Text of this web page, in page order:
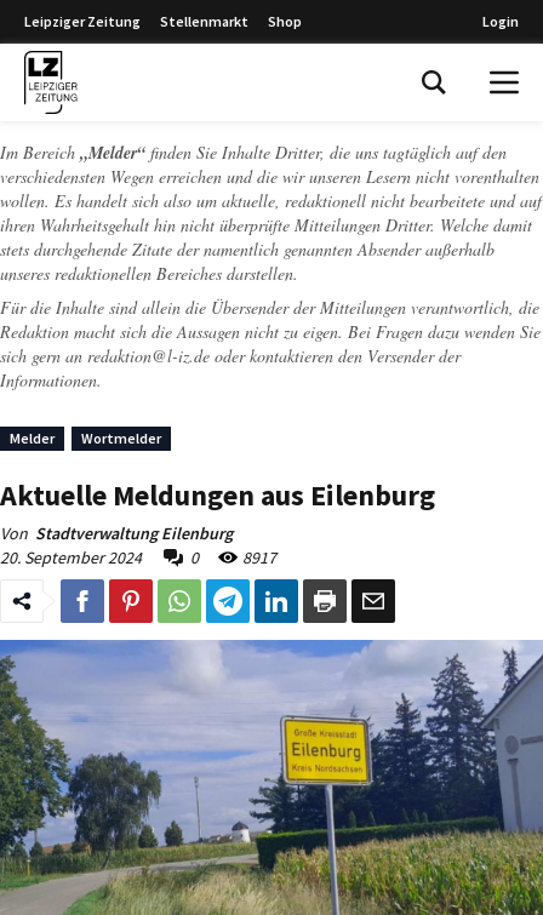
Leipziger Zeitung Stellenmarkt Shop Login
Im Bereich „Melder“ finden Sie Inhalte Dritter, die uns tagtäglich auf den
verschiedensten Wegen erreichen und die wir unseren Lesern nicht vorenthalten
wollen. Es handelt sich also um aktuelle, redaktionell nicht bearbeitete und auf
ihren Wahrheitsgehalt hin nicht überprüfte Mitteilungen Dritter. Welche damit
stets durchgehende Zitate der namentlich genannten Absender außerhalb
unseres redaktionellen Bereiches darstellen.
Für die Inhalte sind allein die Übersender der Mitteilungen verantwortlich, die
Redaktion macht sich die Aussagen nicht zu eigen. Bei Fragen dazu wenden Sie
sich gern an redaktion@l-iz.de oder kontaktieren den Versender der
Informationen.
Melder Wortmelder
Aktuelle Meldungen aus Eilenburg
Von Stadtverwaltung Eilenburg
20. September 2024
0 8917